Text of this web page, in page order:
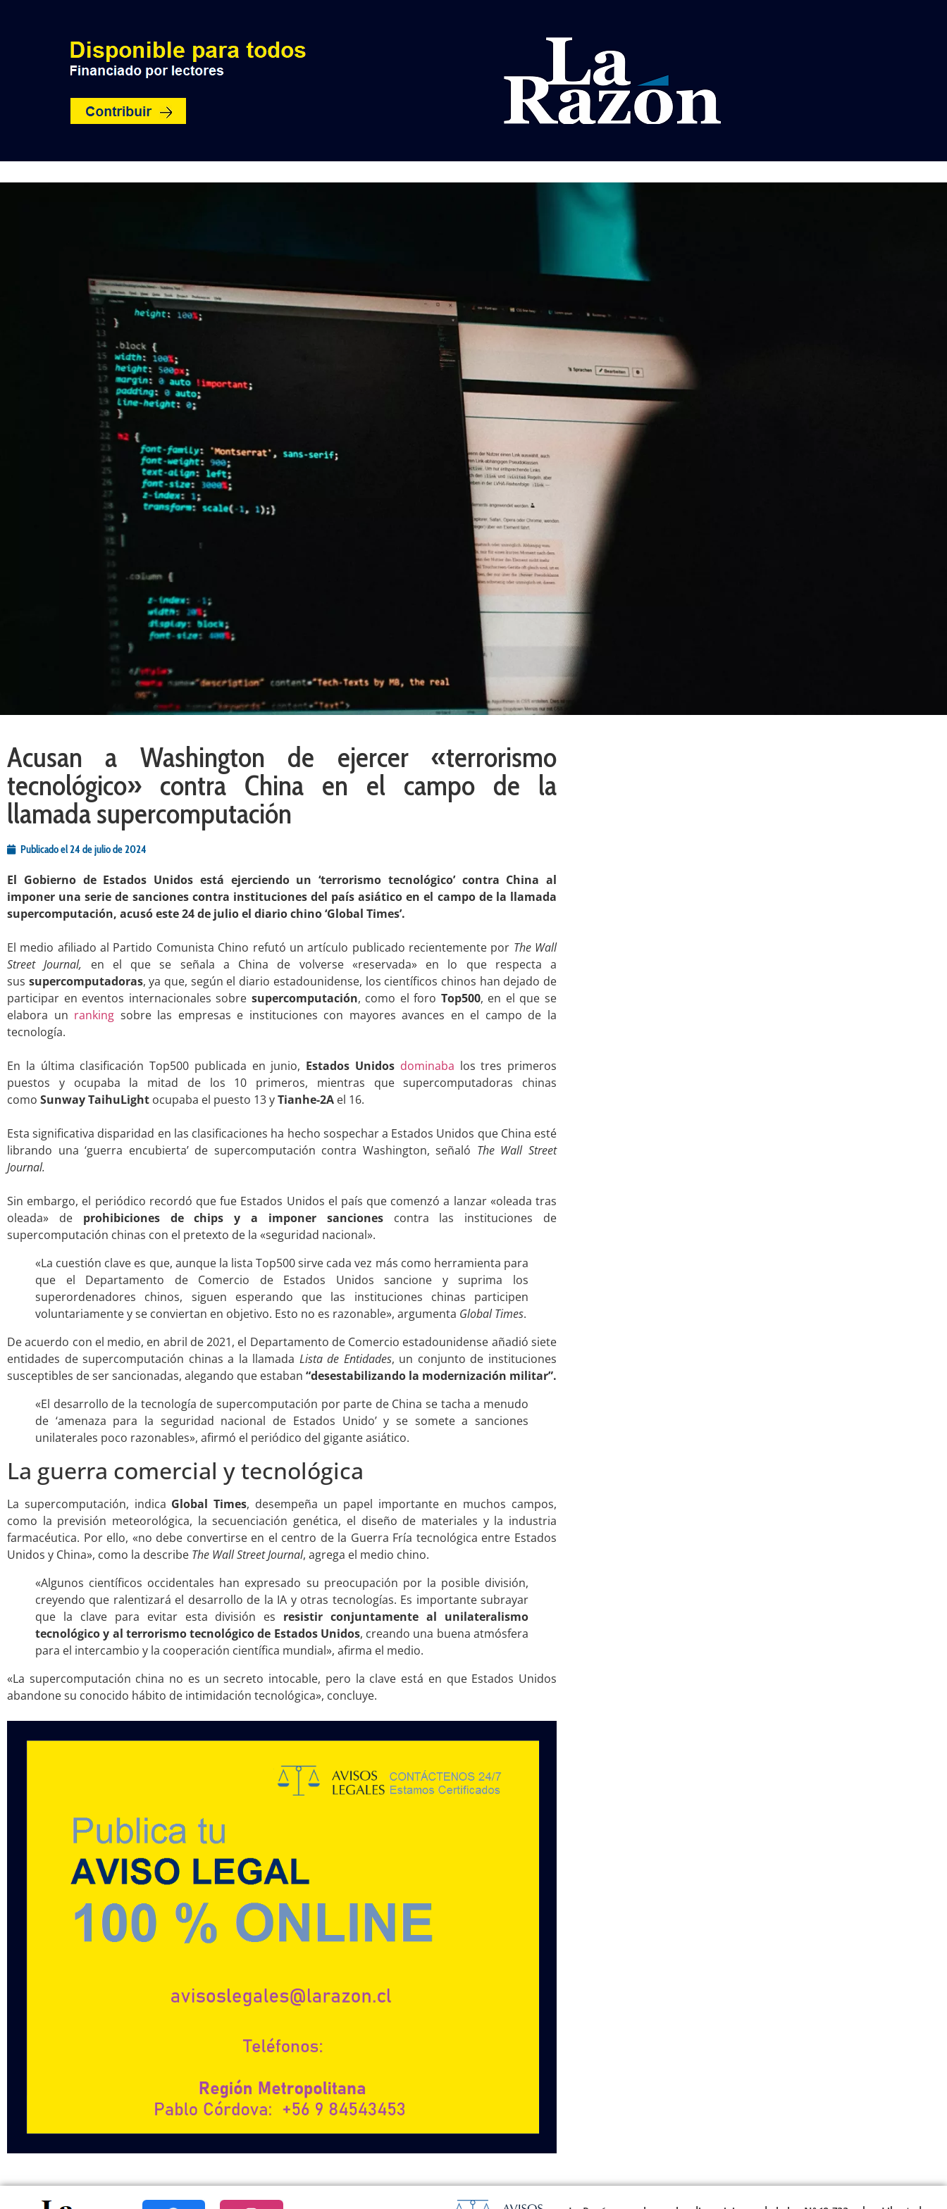
Acusan a Washington de ejercer «terrorismo
tecnológico» contra China en el campo de la
llamada supercomputación
Publicado el24 de julio de 2024
El Gobierno de Estados Unidos está ejerciendo un ‘terrorismo tecnológico’ contra China al
imponer una serie de sanciones contra instituciones del país asiático en el campo de la llamada
supercomputación, acusó este 24 de julio el diario chino ‘Global Times’.
El medio afiliado al Partido Comunista Chino refutó un artículo publicado recientemente por The Wall
Street Journal, en el que se señala a China de volverse «reservada» en lo que respecta a
sus supercomputadoras, ya que, según el diario estadounidense, los científicos chinos han dejado de
participar en eventos internacionales sobre supercomputación, como el foro Top500, en el que se
elabora un ranking sobre las empresas e instituciones con mayores avances en el campo de la
tecnología.
En la última clasificación Top500 publicada en junio, Estados Unidos dominaba los tres primeros
puestos y ocupaba la mitad de los 10 primeros, mientras que supercomputadoras chinas
como Sunway TaihuLight ocupaba el puesto 13 yTianhe-2A el 16.
Esta significativa disparidad en las clasificaciones ha hecho sospechar a Estados Unidos que China esté
librando una ‘guerra encubierta’ de supercomputación contra Washington, señaló The Wall Street
Journal.
Sin embargo, el periódico recordó que fue Estados Unidos el país que comenzó a lanzar «oleada tras
oleada» deprohibiciones de chips y a imponer sanciones contra las instituciones de
supercomputación chinas con el pretexto de la «seguridad nacional».
«La cuestión clave es que, aunque la lista Top500 sirve cada vez más como herramienta para
que el Departamento de Comercio de Estados Unidos sancione y suprima los
superordenadores chinos, siguen esperando que las instituciones chinas participen
voluntariamente y se conviertan en objetivo. Esto no es razonable», argumenta Global Times.
De acuerdo con el medio, en abril de 2021, el Departamento de Comercio estadounidense añadió siete
entidades de supercomputación chinas a la llamada Lista de Entidades, un conjunto de instituciones
susceptibles de ser sancionadas, alegando que estaban “desestabilizando la modernización militar”.
«El desarrollo de la tecnología de supercomputación por parte de China se tacha a menudo
de ‘amenaza para la seguridad nacional de Estados Unido’ y se somete a sanciones
unilaterales poco razonables», afirmó el periódico del gigante asiático.
La guerra comercial y tecnológica
La supercomputación, indica Global Times, desempeña un papel importante en muchos campos,
como la previsión meteorológica, la secuenciación genética, el diseño de materiales y la industria
farmacéutica. Por ello, «no debe convertirse en el centro de la Guerra Fría tecnológica entre Estados
Unidos y China», como la describe The Wall Street Journal, agrega el medio chino.
«Algunos científicos occidentales han expresado su preocupación por la posible división,
creyendo que ralentizará el desarrollo de la IA y otras tecnologías. Es importante subrayar
que la clave para evitar esta división es resistir conjuntamente al unilateralismo
tecnológico y al terrorismo tecnológico de Estados Unidos, creando una buena atmósfera
para el intercambio y la cooperación científica mundial», afirma el medio.
«La supercomputación china no es un secreto intocable, pero la clave está en que Estados Unidos
abandone su conocido hábito de intimidación tecnológica», concluye.